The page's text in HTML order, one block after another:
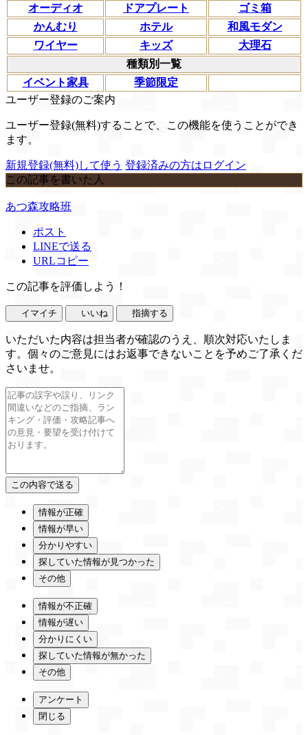
オーディオ
ドアプレート
ゴミ箱
かんむり
ホテル
和風モダン
ワイヤー
キッズ
大理石
種類別一覧
イベント家具
季節限定
ユーザー登録のご案内
ユーザー登録(無料)することで、この機能を使うことができ
ます。
新規登録(無料)して使う 登録済みの方はログイン
この記事を書いた人
あつ森攻略班
ポスト
LINEで送る
URLコピー
この記事を評価しよう！
イマイチ いいね 指摘する
いただいた内容は担当者が確認のうえ、順次対応いたしま
す。個々のご意見にはお返事できないことを予めご了承くだ
さいませ。
情報が正確
情報が早い
分かりやすい
探していた情報が見つかった
その他
情報が不正確
情報が遅い
分かりにくい
探していた情報が無かった
その他
アンケート
閉じる